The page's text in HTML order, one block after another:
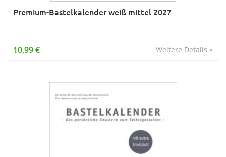
Premium-Bastelkalender weiß mittel 2027
Weitere Details »
10,99 €